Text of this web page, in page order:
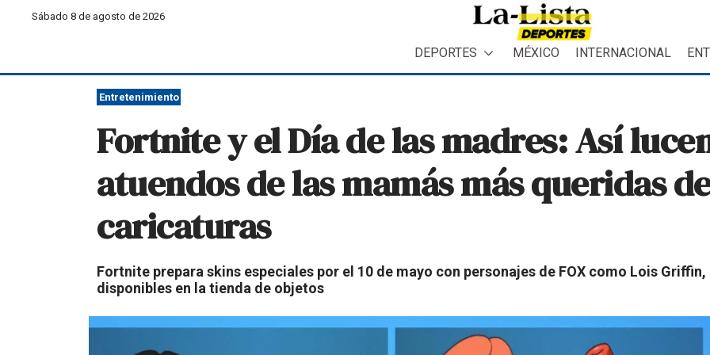
Sábado 8 de agosto de 2026
DEPORTES MÉXICO INTERNACIONAL
Entretenimiento
Fortnite y el Día de las madres: Así
atuendos de las mamás más queridas
caricaturas
Fortnite prepara skins especiales por el 10 de mayo con personajes de FOX como Lois
disponibles en la tienda de objetos